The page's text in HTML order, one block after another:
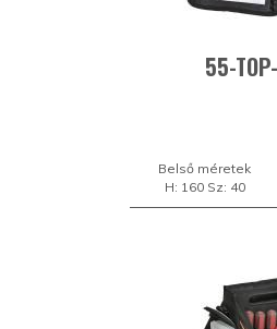
55-
Belső méretek
H: 160 Sz: 40